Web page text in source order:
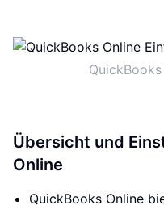
Übersicht und
Online
QuickBooks Online